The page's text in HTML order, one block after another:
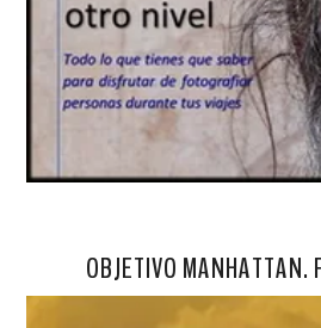
OBJETIVO MANHATTAN.